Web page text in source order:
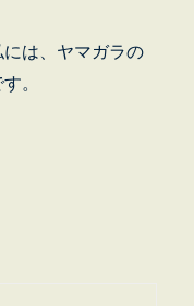
は、ヤマガラの
。